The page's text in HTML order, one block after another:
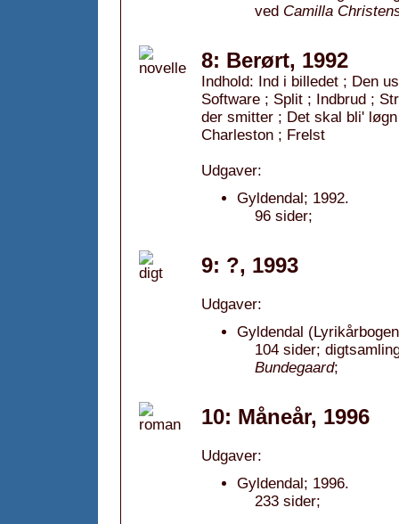
ved Camilla
8: Berørt, 1992
Indhold: Ind i billedet ; Den
Software ; Split ; Indbrud ;
der smitter ; Det skal bli'
Charleston ; Frelst
Udgaver:
Gyldendal; 1992.
96 sider;
9: ?, 1993
Udgaver:
Gyldendal
104 sider;
Bundegaard;
10: Måneår, 1996
Udgaver:
Gyldendal; 1996.
233 sider;